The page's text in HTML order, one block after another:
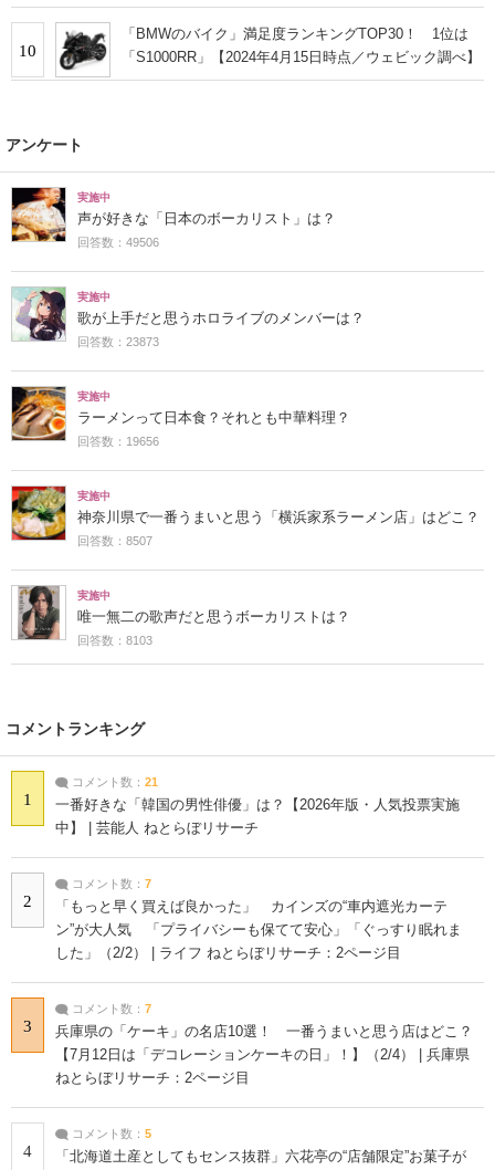
10
「BMWのバイク」満足度ランキングTOP30！ 1位は
「S1000RR」【2024年4月15日時点／ウェビック調べ】
アンケート
実施中
声が好きな「日本のボーカリスト」は？
回答数：49506
実施中
歌が上手だと思うホロライブのメンバーは？
回答数：23873
実施中
ラーメンって日本食？それとも中華料理？
回答数：19656
実施中
神奈川県で一番うまいと思う「横浜家系ラーメン店」はどこ？
回答数：8507
実施中
唯一無二の歌声だと思うボーカリストは？
回答数：8103
コメントランキング
1
コメント数： 21
一番好きな「韓国の男性俳優」は？【2026年版・人気投票実施
中】 | 芸能人 ねとらぼリサーチ
2
コメント数： 7
「もっと早く買えば良かった」 カインズの“車内遮光カーテ
ン”が大人気 「プライバシーも保てて安心」「ぐっすり眠れま
した」（2/2） | ライフ ねとらぼリサーチ：2ページ目
3
コメント数： 7
兵庫県の「ケーキ」の名店10選！ 一番うまいと思う店はどこ？
【7月12日は「デコレーションケーキの日」！】（2/4） | 兵庫県
ねとらぼリサーチ：2ページ目
4
コメント数： 5
「北海道土産としてもセンス抜群」六花亭の“店舗限定”お菓子が